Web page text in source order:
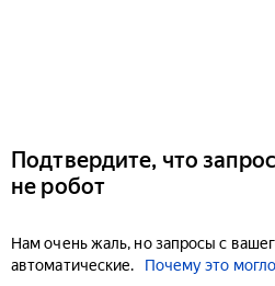
Подтвердите, что
не робот
Нам очень жаль, но запросы с
автоматические.
Почему это